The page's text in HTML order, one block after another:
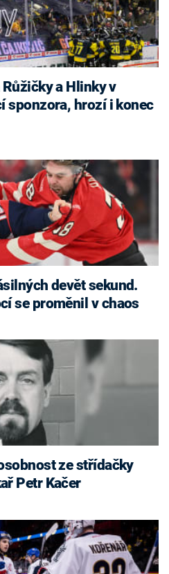
sponzora, hrozí i konec
devět sekund.
se proměnil v chaos
ze střídačky
Petr Kačer